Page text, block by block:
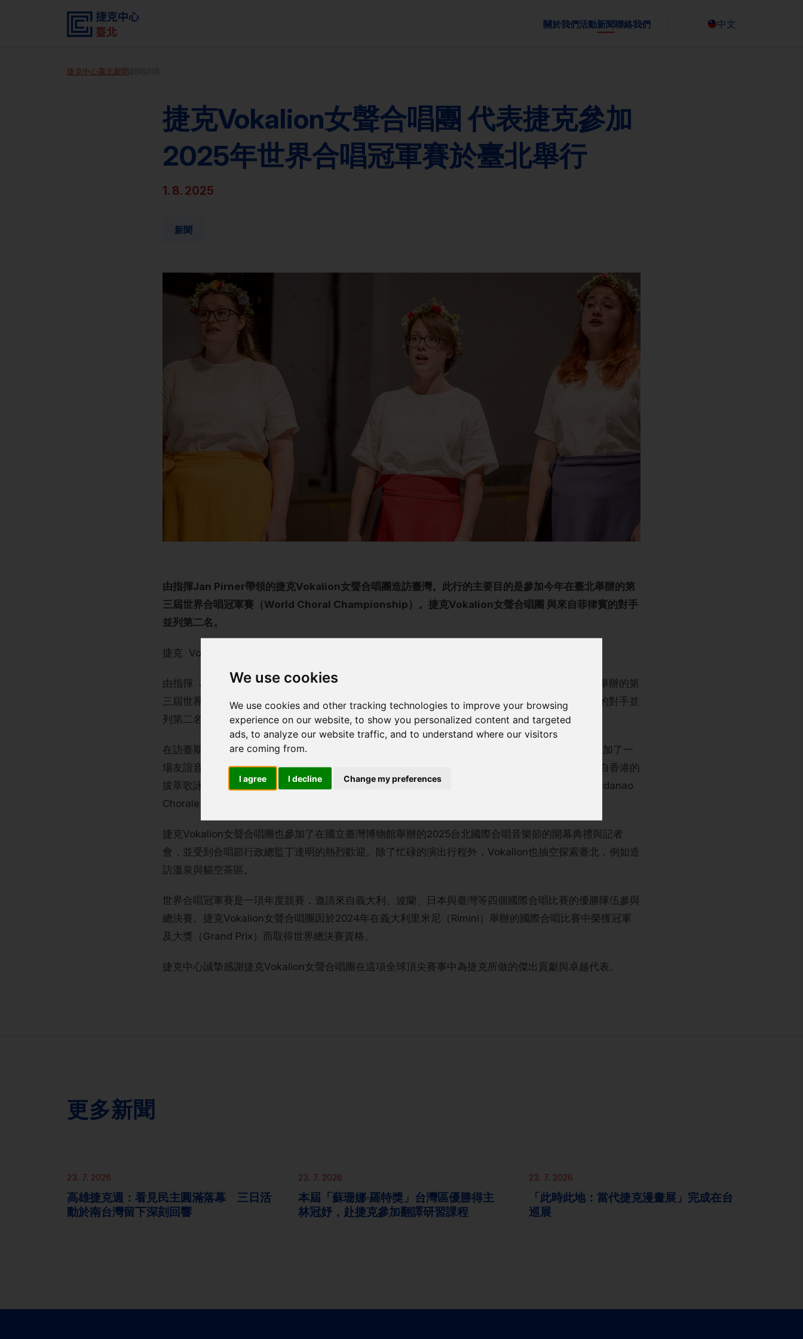
We use cookies
We use cookies and other tracking technologies to improve your browsing
experience on our website, to show you personalized content and targeted
ads, to analyze our website traffic, and to understand where our visitors
are coming from.
I agree I decline Change my preferences
關於我們活動新聞聯絡我們 中文
捷克中心臺北新聞
捷克Vokalion女聲合唱團 代表捷克參加
2025年世界合唱冠軍賽於臺北舉行
1. 8. 2025
新聞
由指揮Jan Pirner帶領的捷克Vokalion女聲合唱團造訪臺灣。此行的主要目的是參加今年在臺北舉辦的第
三屆世界合唱冠軍賽（World Choral Championship）。捷克Vokalion女聲合唱團 與來自菲律賓的對手
並列第二名。
捷克 Vokalion女聲合唱團 代表捷克參加2025年世界合唱冠軍賽於臺北舉行
由指揮 Jan Pirner帶領的捷克 Vokalion女聲合唱團造訪臺灣。此行的主要目的是參加今年在臺北舉辦的第
三屆世界合唱冠軍賽（World Choral Championship）。捷克 Vokalion女聲合唱團 與來自菲律賓的對手並
列第二名。
在訪臺期間，捷克 Vokalion女聲合唱團參加了多場演出。7月27日星期日，她們在松山文創園區參加了一
場友誼音樂會，此活動由捷克中心臺北協辦。捷克Vokalion女聲合唱團正是在這場演出中首次與來自香港的
拔萃歌詠團（Diocesan Choral Society）和來自菲律賓的民答那峨大學合唱團（University of Mindanao
Chorale）會面。這些合唱團隨後於國家音樂廳的總決賽中一較高下。
捷克Vokalion女聲合唱團也參加了在國立臺灣博物館舉辦的2025台北國際合唱音樂節的開幕典禮與記者
會，並受到合唱節行政總監丁達明的熱烈歡迎。除了忙碌的演出行程外，Vokalion也抽空探索臺北，例如造
訪溫泉與貓空茶區。
世界合唱冠軍賽是一項年度競賽，邀請來自義大利、波蘭、日本與臺灣等四個國際合唱比賽的優勝隊伍參與
總決賽。捷克Vokalion女聲合唱團因於2024年在義大利里米尼（Rimini）舉辦的國際合唱比賽中榮獲冠軍
及大獎（Grand Prix）而取得世界總決賽資格。
捷克中心誠摯感謝捷克Vokalion女聲合唱團在這項全球頂尖賽事中為捷克所做的傑出貢獻與卓越代表。
更多新聞
23. 7. 2026
高雄捷克週：看見民主圓滿落幕 三日活
動於南台灣留下深刻回響
23. 7. 2026
本屆「蘇珊娜‧羅特獎」台灣區優勝得主
林冠妤，赴捷克參加翻譯研習課程
23. 7. 2026
「此時此地：當代捷克漫畫展」完成在台
巡展